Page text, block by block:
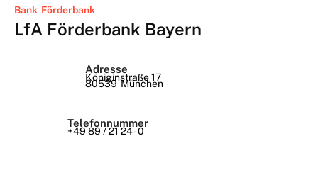
Bank Förderbank
LfA Förderbank Bayern
Adresse
Königinstraße 17
80539 München
Telefonnummer
+49 89 / 21 24 - 0